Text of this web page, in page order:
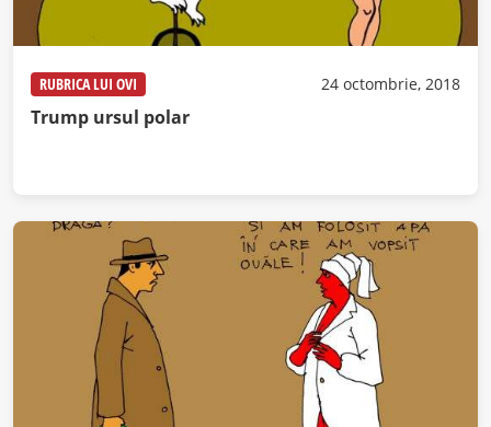
RUBRICA LUI OVI 24 octombrie, 2018
Trump ursul polar